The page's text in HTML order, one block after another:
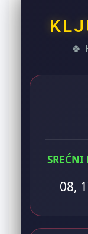
🍀
08,